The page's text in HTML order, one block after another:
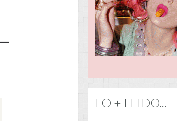
LO + LEIDO...